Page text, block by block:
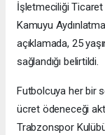
İşletmeciliği
Kamuyu
açıklamada, 25
sağlandığı belirtildi.
Futbolcuya her bir
ücret ödeneceği
Trabzonspor